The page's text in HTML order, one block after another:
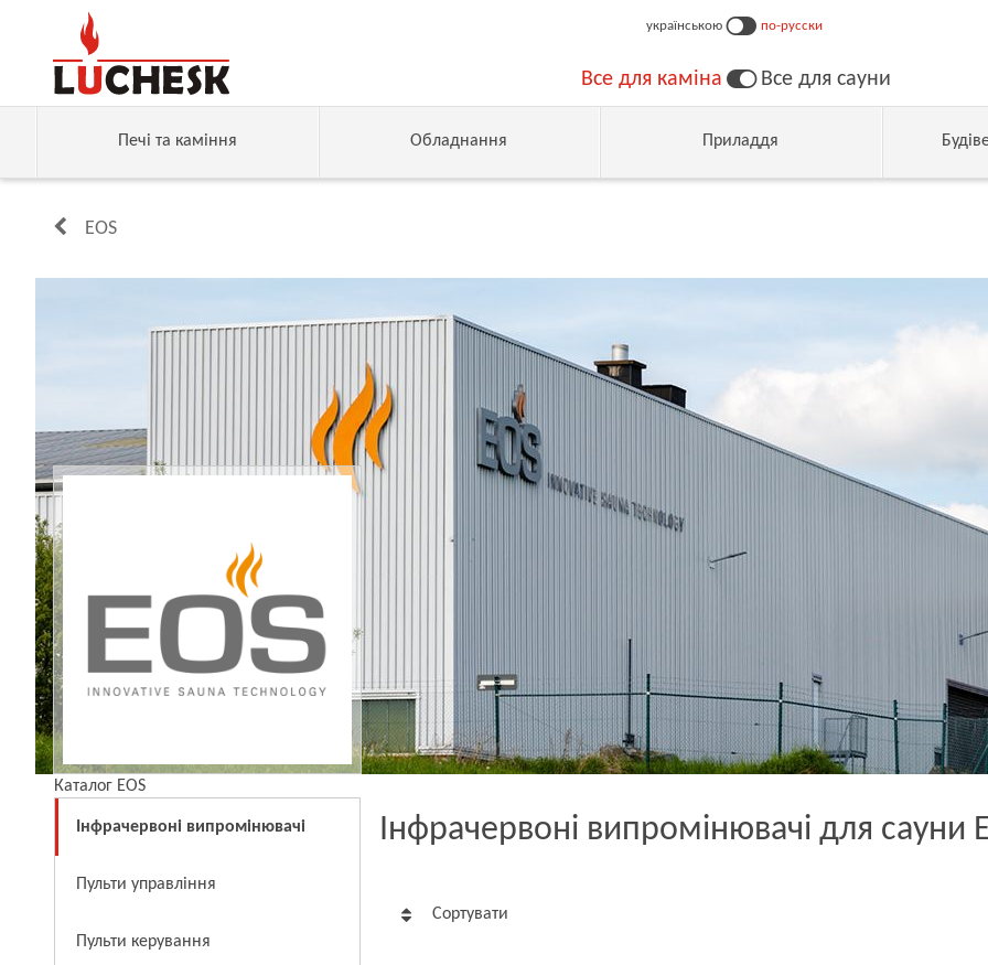
українською по-русски
Все для каміна Все для сауни
Печі та каміння Обладнання Приладдя
EOS
Каталог EOS
Інфрачервоні випромінювачі
Пульти управління
Пульти керування
Інфрачервоні випромінювачі для сауни
Сортувати